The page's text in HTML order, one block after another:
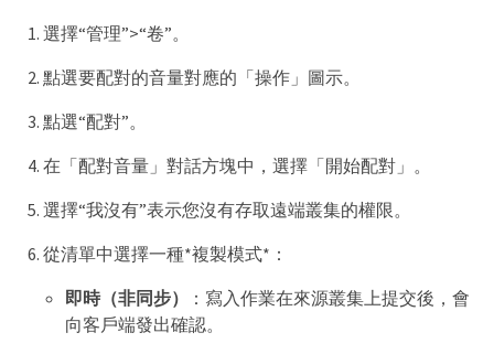
選擇“管理”>“卷”。
點選要配對的音量對應的「操作」圖示。
點選“配對”。
在「配對音量」對話方塊中，選擇「開始配對」。
選擇“我沒有”表示您沒有存取遠端叢集的權限。
從清單中選擇一種*複製模式*：
即時（非同步）
：寫入作業在來源叢集上提交後，會
向客戶端發出確認。